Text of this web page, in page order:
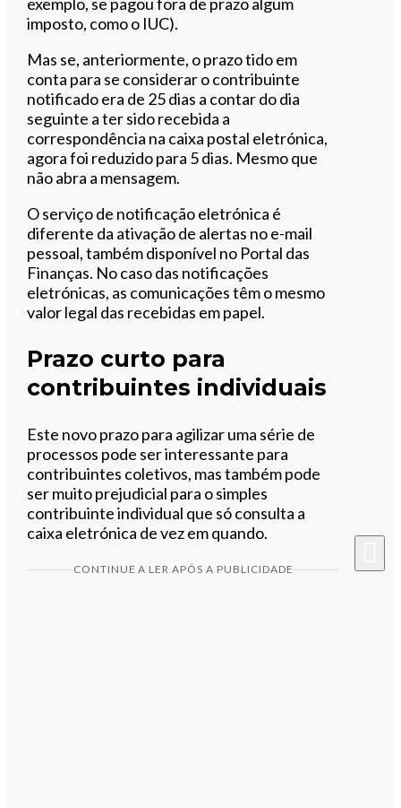
imposto, como o IUC).
Mas se, anteriormente, o prazo tido em
conta para se considerar o contribuinte
notificado era de 25 dias a contar do dia
seguinte a ter sido recebida a
correspondência na caixa postal eletrónica,
agora foi reduzido para 5 dias. Mesmo que
não abra a mensagem.
O serviço de notificação eletrónica é
diferente da ativação de alertas no e-mail
pessoal, também disponível no Portal das
Finanças. No caso das notificações
eletrónicas, as comunicações têm o mesmo
valor legal das recebidas em papel.
Prazo curto para
contribuintes individuais
Este novo prazo para agilizar uma série de
processos pode ser interessante para
contribuintes coletivos, mas também pode
ser muito prejudicial para o simples
contribuinte individual que só consulta a
caixa eletrónica de vez em quando.
CONTINUE A LER APÓS A PUBLICIDADE